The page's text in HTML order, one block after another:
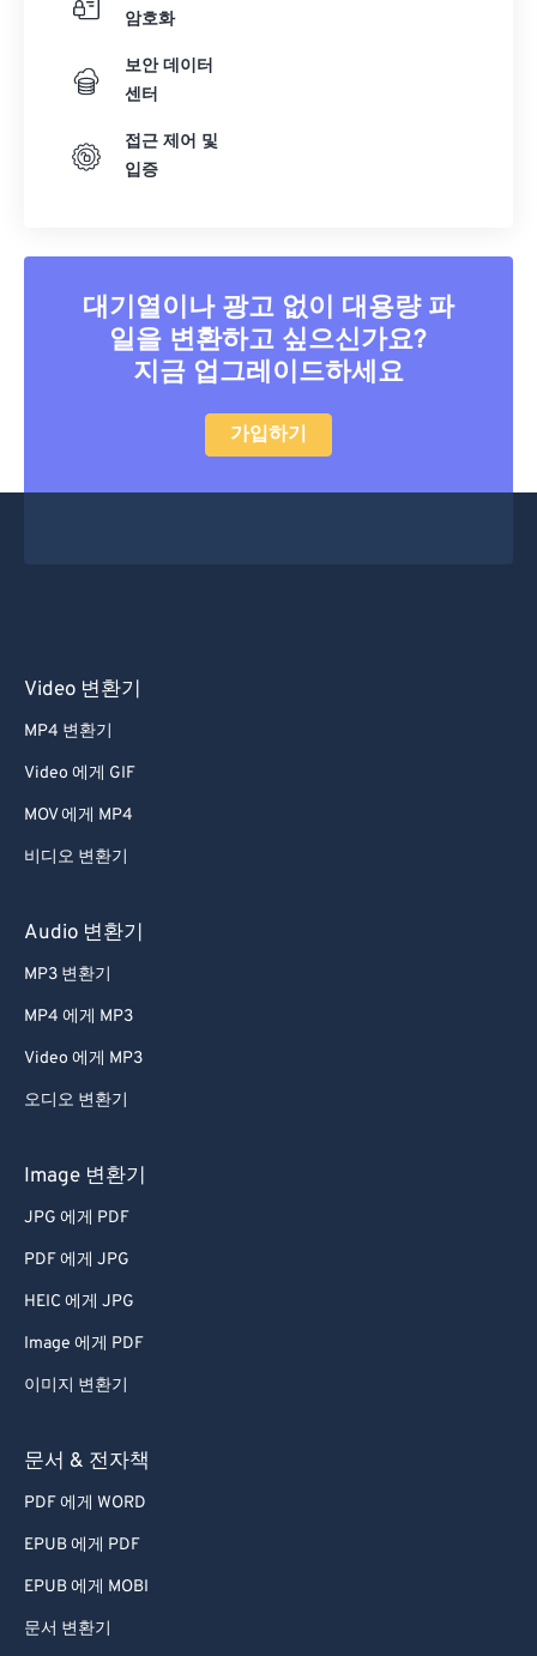
암호화
보안 데이터
센터
접근 제어 및
입증
대기열이나 광고 없이 대용량 파
일을 변환하고 싶으신가요?
지금 업그레이드하세요
가입하기
Video 변환기
MP4 변환기
Video 에게 GIF
MOV 에게 MP4
비디오 변환기
Audio 변환기
MP3 변환기
MP4 에게 MP3
Video 에게 MP3
오디오 변환기
Image 변환기
JPG 에게 PDF
PDF 에게 JPG
HEIC 에게 JPG
Image 에게 PDF
이미지 변환기
문서 & 전자책
PDF 에게 WORD
EPUB 에게 PDF
EPUB 에게 MOBI
문서 변환기